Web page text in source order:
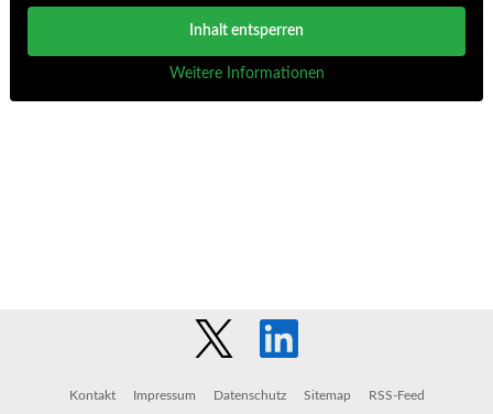
Inhalt entsperren
Weitere Informationen
Kontakt Impressum Datenschutz Sitemap RSS-Feed